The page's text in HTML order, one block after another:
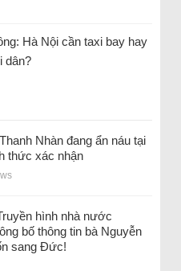
Hà Nội cần taxi bay hay
dân?
Nhàn đang ẩn náu tại
thức xác nhận
hình nhà nước
bố thông tin bà Nguyễn
sang Đức!